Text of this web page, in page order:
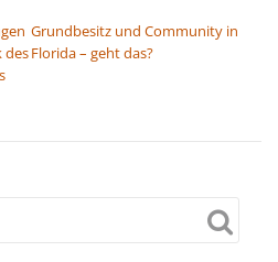
des
Grundbesitz und Community in
Florida – geht das?